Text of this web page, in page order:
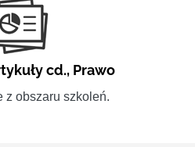
cd., Prawo
z obszaru szkoleń.